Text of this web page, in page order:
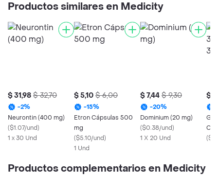
Productos similares en Medicity
$ 31,98 $ 32,70
-2%
Neurontin (400 mg)
($1.07/und)
1 x 30 Und
$ 5,10 $ 6,00
-15%
Etron Cápsulas 500
mg
($5.10/und)
1 Und
$ 7,44 $ 9,30
-20%
Dominium (20 mg)
($0.38/und)
1 X 20 Und
$
Mk
(
Productos complementarios en Medicity